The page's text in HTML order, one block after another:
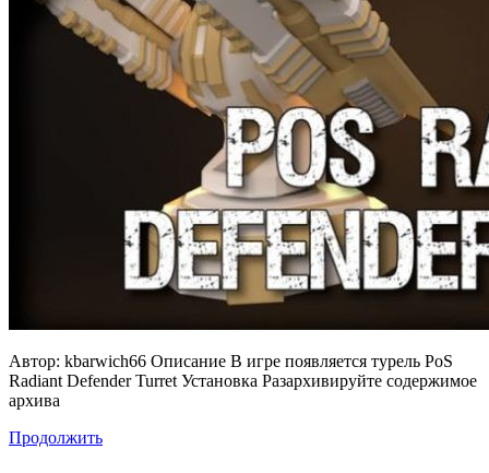
Автор: kbarwich66 Описание В игре появляется турель PoS
Radiant Defender Turret Установка Разархивируйте содержимое
архива
Продолжить